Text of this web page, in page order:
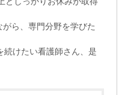
ら、専門分野を学びた
続けたい看護師さん、是